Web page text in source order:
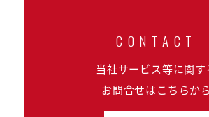
当社サービス等に関す
お問合せはこちらから